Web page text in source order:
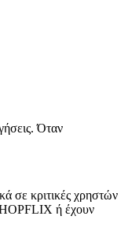
Όταν
σε κριτικές χρηστών
ή έχουν